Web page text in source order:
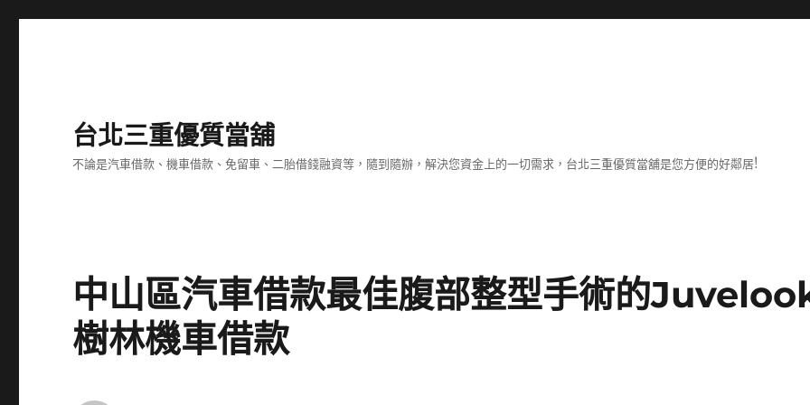
台北三重優質當舖
不論是汽車借款、機車借款、免留車、二胎借錢融資等，隨到隨辦，解決您資金上的一切需求，台北三重優質當舖是您方便的好鄰居!
中山區汽車借款最佳腹部整型手術的
樹林機車借款